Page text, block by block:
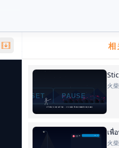
相
火
เพื่
火